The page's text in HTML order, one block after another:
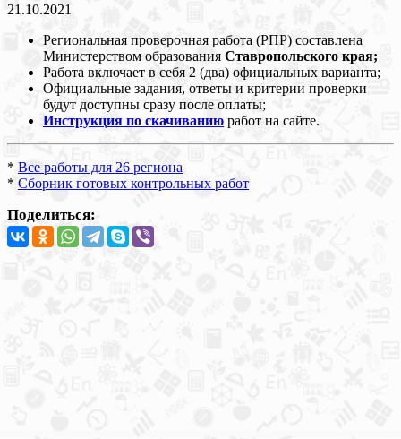
21.10.2021
Региональная проверочная работа (РПР) составлена
Министерством образования Ставропольского края;
Работа включает в себя 2 (два) официальных варианта;
Официальные задания, ответы и критерии проверки
будут доступны сразу после оплаты;
Инструкция по скачиванию работ на сайте.
* Все работы для 26 региона
* Сборник готовых контрольных работ
Поделиться: